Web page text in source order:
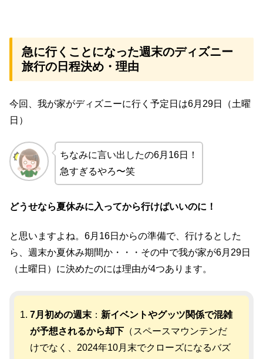
急に行くことになった週末のディズニー
旅行の日程決め・理由
今回、我が家がディズニーに行く予定日は6月29日（土曜
日）
ちなみに言い出したの6月16日！
急すぎるやろ〜笑
どうせなら夏休みに入ってから行けばいいのに！
と思いますよね。6月16日からの準備で、行けるとした
ら、週末か夏休み期間か・・・その中で我が家が6月29日
（土曜日）に決めたのには理由が4つあります。
7月初めの週末 ： 新イベントやグッツ関係で混雑
が予想されるから却下 （スペースマウンテンだ
けでなく、2024年10月末でクローズになるバズ